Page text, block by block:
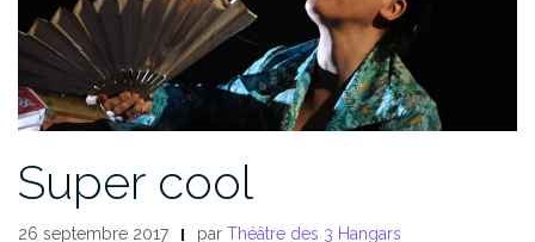
Super cool
26 septembre 2017 par Théâtre des 3 Hangars